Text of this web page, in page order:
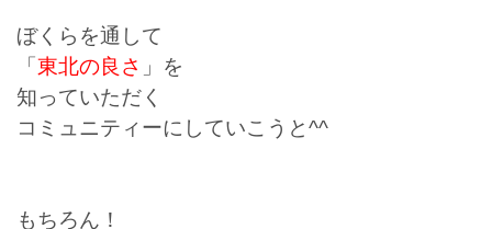
ぼくらを通して
「 東北の良さ 」を
知っていただく
コミュニティーにしていこうと^^
もちろん！